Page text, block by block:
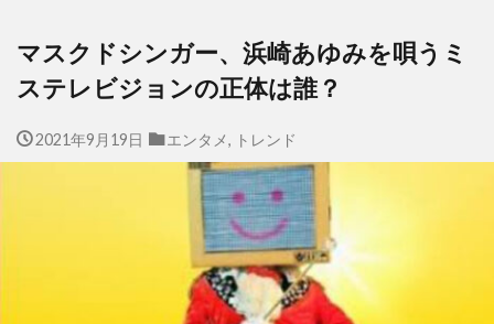
マスクドシンガー、浜崎あゆみを唄うミ
ステレビジョンの正体は誰？
2021年9月19日 エンタメ, トレンド